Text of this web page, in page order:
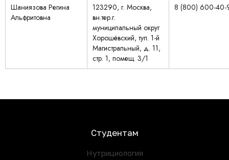
Шаниязова Регина
Альфритовна
123290, г. Москва,
вн.тер.г.
муниципальный округ
Хорошёвский, туп. 1-й
Магистральный, д. 11,
стр. 1, помещ. 3/1
8 (800) 600-40-
Студентам
Нутрициология